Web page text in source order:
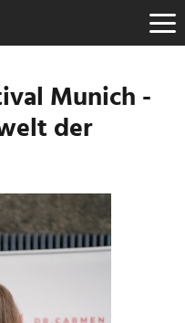
Munich -
der